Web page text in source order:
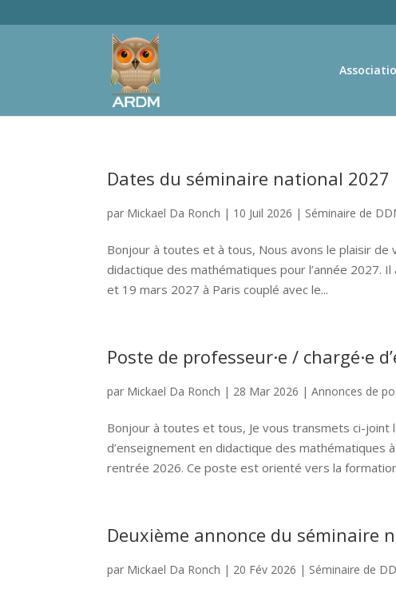
Dates du séminaire national 2027
par Mickael Da Ronch | 10 Juil 2026 | Séminaire de
Bonjour à toutes et à tous, Nous avons le plaisir de
didactique des mathématiques pour l’année 2027.
et 19 mars 2027 à Paris couplé avec le...
Poste de professeur·e / chargé·e
par Mickael Da Ronch | 28 Mar 2026 |Annonces de
Bonjour à toutes et tous, Je vous transmets ci-joint
d’enseignement en didactique des mathématiques
rentrée 2026. Ce poste est orienté vers la
Deuxième annonce du séminaire
par Mickael Da Ronch | 20 Fév 2026 | Séminaire de